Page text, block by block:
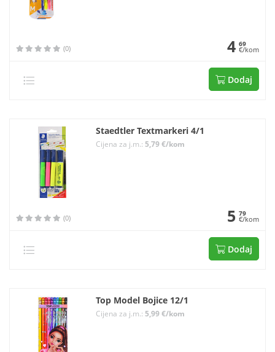
(0) 4 69
€/kom
Dodaj
Staedtler Textmarkeri 4/1
Cijena za j.m.: 5,79 €/kom
(0) 5 79
€/kom
Dodaj
Top Model Bojice 12/1
Cijena za j.m.: 5,99 €/kom